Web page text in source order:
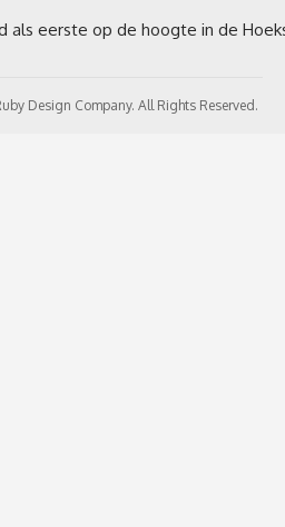
Design Company. All Rights Reserved.